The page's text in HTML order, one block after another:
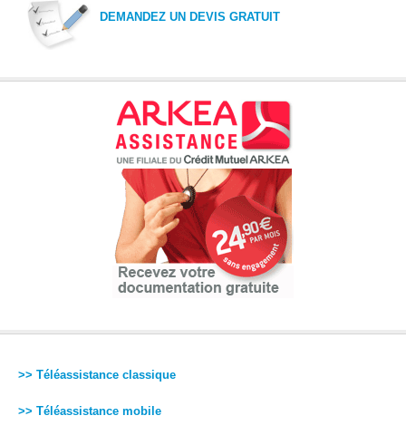
DEMANDEZ UN DEVIS GRATUIT
>> Téléassistance classique
>> Téléassistance mobile